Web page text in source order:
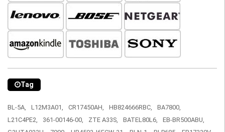
Tag
BL-5A, L12M3A01, CR17450AH, HB824666RBC,
BA7800,
L21C4PE2,
361-00146-00, ZTE A33S, BATEL80L6,
EB-BR500ABU,